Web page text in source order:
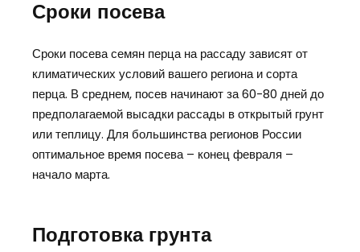
Сроки посева
Сроки посева семян перца на рассаду зависят от
климатических условий вашего региона и сорта
перца. В среднем, посев начинают за 60-80 дней до
предполагаемой высадки рассады в открытый грунт
или теплицу. Для большинства регионов России
оптимальное время посева – конец февраля –
начало марта.
Подготовка грунта